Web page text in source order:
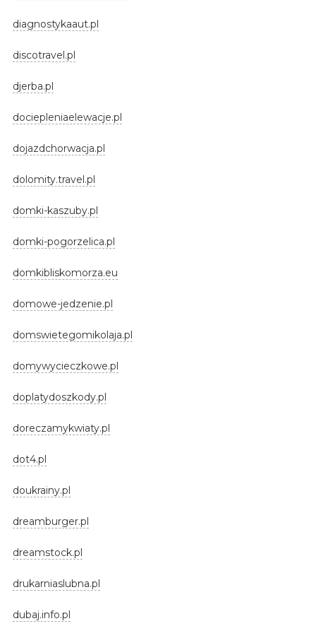
diagnostykaaut.pl
discotravel.pl
djerba.pl
dociepleniaelewacje.pl
dojazdchorwacja.pl
dolomity.travel.pl
domki-kaszuby.pl
domki-pogorzelica.pl
domkibliskomorza.eu
domowe-jedzenie.pl
domswietegomikolaja.pl
domywycieczkowe.pl
doplatydoszkody.pl
doreczamykwiaty.pl
dot4.pl
doukrainy.pl
dreamburger.pl
dreamstock.pl
drukarniaslubna.pl
dubaj.info.pl